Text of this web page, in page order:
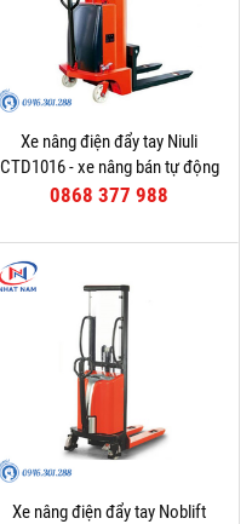
Xe nâng điện đẩy tay Niuli
CTD1016 - xe nâng bán tự động
0868 377 988
Xe nâng điện đẩy tay Noblift